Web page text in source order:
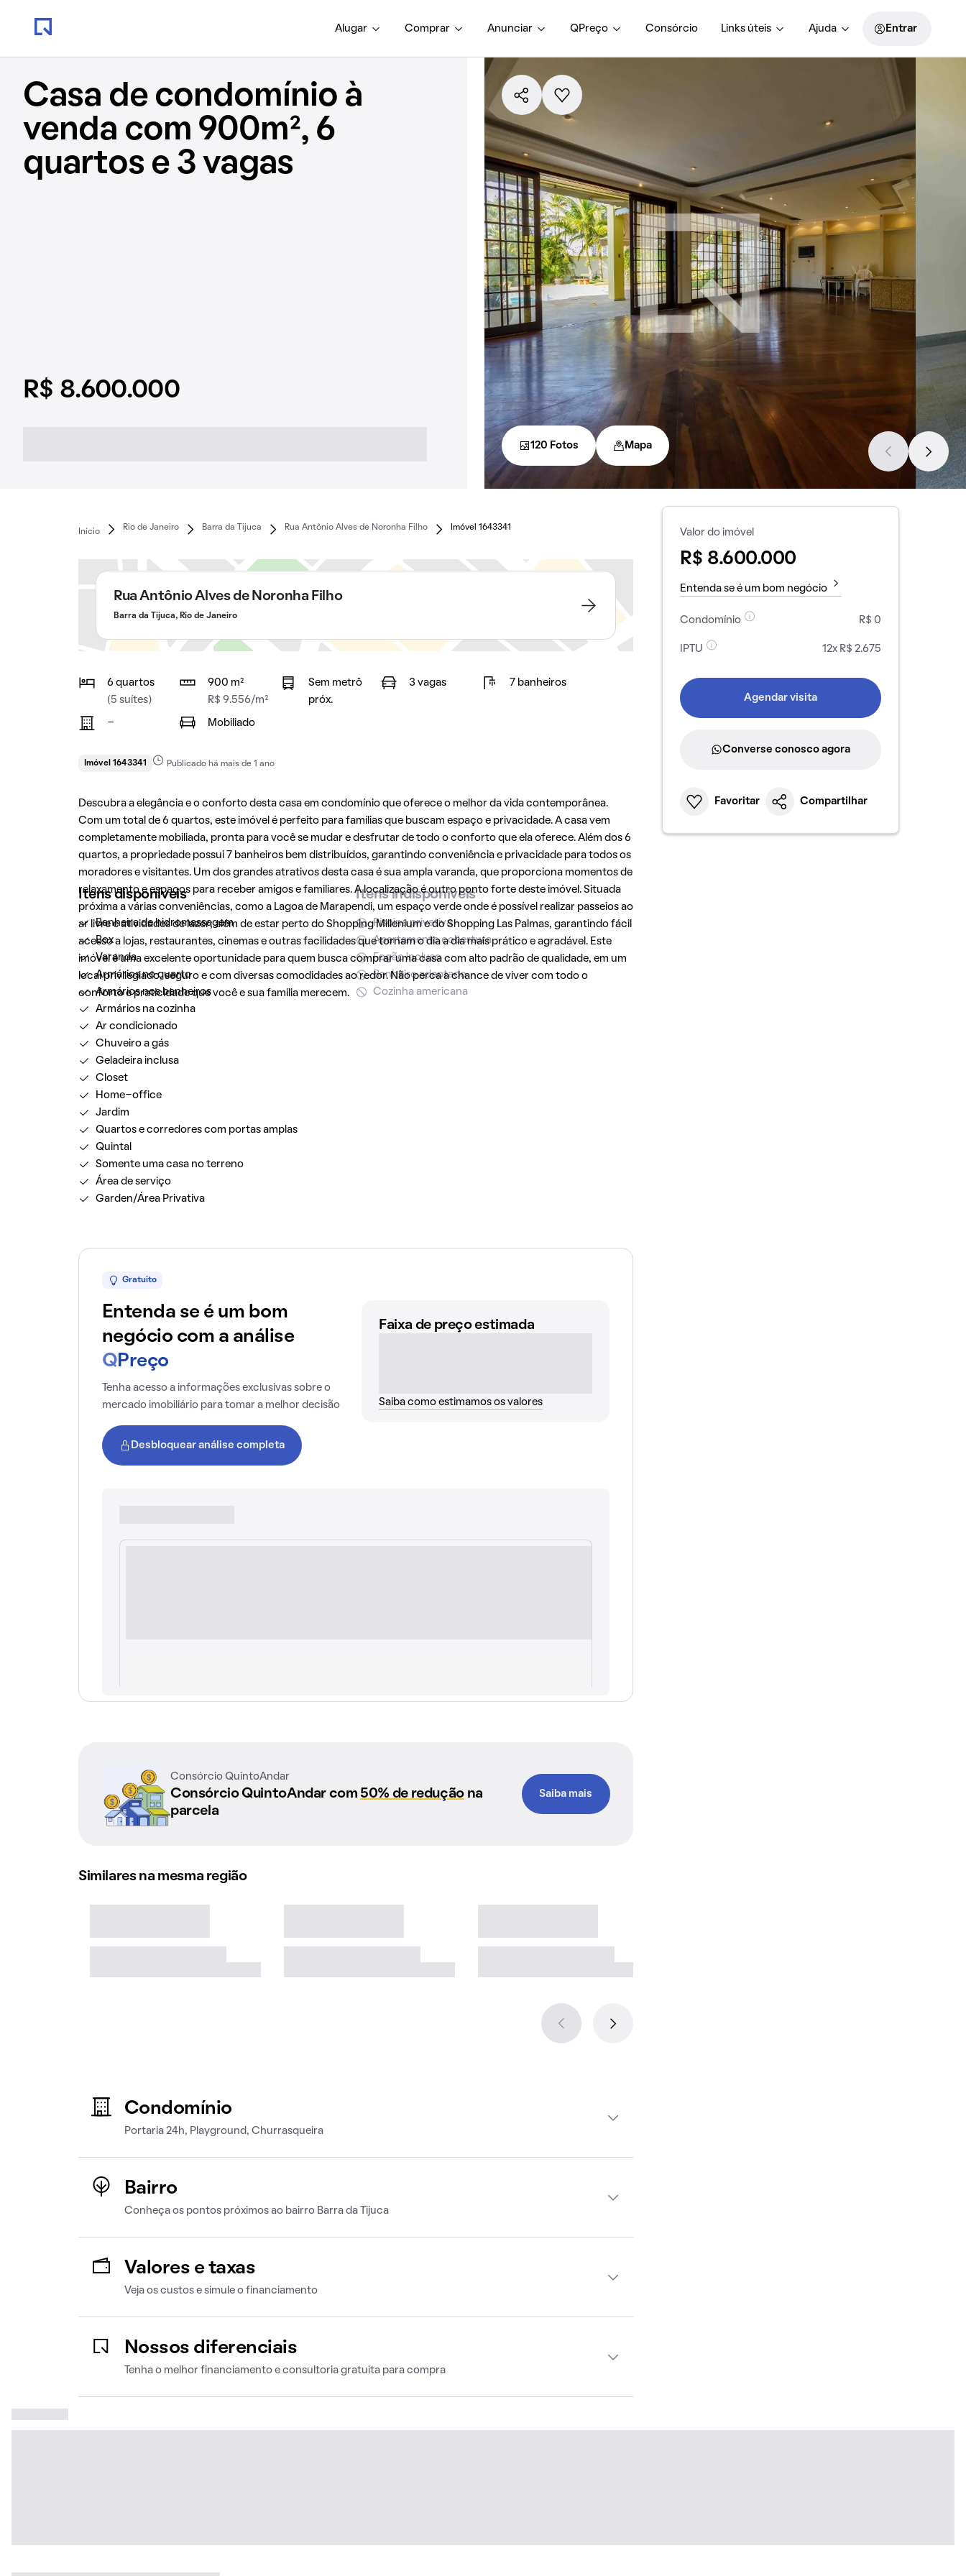
Alugar Comprar Anunciar QPreço Consórcio Links úteis Ajuda Entrar
Casa de condomínio à
venda com 900m², 6
quartos e 3 vagas
R$ 8.600.000
120 Fotos Mapa
Início
Rio de Janeiro Barra da Tijuca Rua Antônio Alves de Noronha Filho Imóvel 1643341
Rua Antônio Alves de Noronha Filho
Barra da Tijuca, Rio de Janeiro
6 quartos
(5 suítes)
900 m²
R$ 9.556/m²
Sem metrô
próx.
3 vagas 7 banheiros
- Mobiliado
Imóvel 1643341 Publicado há mais de 1 ano
Descubra a elegância e o conforto desta casa em condomínio que oferece o melhor da vida contemporânea.
Com um total de 6 quartos, este imóvel é perfeito para famílias que buscam espaço e privacidade. A casa vem
completamente mobiliada, pronta para você se mudar e desfrutar de todo o conforto que ela oferece. Além dos 6
quartos, a propriedade possui 7 banheiros bem distribuídos, garantindo conveniência e privacidade para todos os
moradores e visitantes. Um dos grandes atrativos desta casa é sua ampla varanda, que proporciona momentos de
relaxamento e espaços para receber amigos e familiares. A localização é outro ponto forte deste imóvel. Situada
próxima a várias conveniências, como a Lagoa de Marapendi, um espaço verde onde é possível realizar passeios ao
ar livre e atividades de lazer; além de estar perto do Shopping Millenium e do Shopping Las Palmas, garantindo fácil
acesso a lojas, restaurantes, cinemas e outras facilidades que tornam o dia a dia mais prático e agradável. Este
imóvel é uma excelente oportunidade para quem busca comprar uma casa com alto padrão de qualidade, em um
local privilegiado, seguro e com diversas comodidades ao redor. Não perca a chance de viver com todo o
conforto e praticidade que você e sua família merecem.
Itens disponíveis
Banheira de hidromassagem
Box
Varanda
Armários no quarto
Armários nos banheiros
Armários na cozinha
Ar condicionado
Chuveiro a gás
Geladeira inclusa
Closet
Home-office
Jardim
Quartos e corredores com portas amplas
Quintal
Somente uma casa no terreno
Área de serviço
Garden/Área Privativa
Itens indisponíveis
Piscina privativa
Apartamento cobertura
Fogão incluso
Banheiro adaptado
Cozinha americana
Gratuito
Entenda se é um bom
negócio com a análise
Q Preço
Tenha acesso a informações exclusivas sobre o
mercado imobiliário para tomar a melhor decisão
Desbloquear análise completa
Faixa de preço estimada
Saiba como estimamos os valores
Consórcio QuintoAndar
Consórcio QuintoAndar com 50% de reduçãona
parcela
Saiba mais
Similares na mesma região
Condomínio
Portaria 24h, Playground, Churrasqueira
Bairro
Conheça os pontos próximos ao bairro Barra da Tijuca
Valores e taxas
Veja os custos e simule o financiamento
Nossos diferenciais
Tenha o melhor financiamento e consultoria gratuita para compra
Valor do imóvel
R$ 8.600.000
Entenda se é um bom negócio
Condomínio R$ 0
IPTU 12x R$ 2.675
Agendar visita
Converse conosco agora
Favoritar Compartilhar